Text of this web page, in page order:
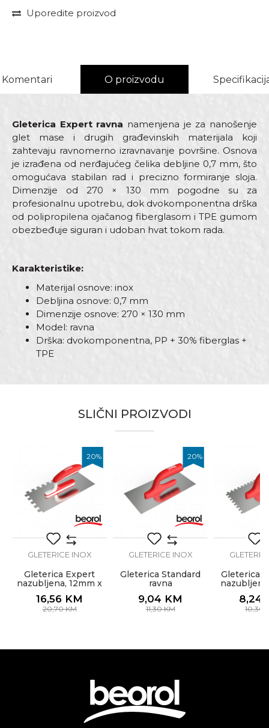
Uporedite proizvod
Komentari O proizvodu
Gleterica Expert ravna namenjena je za nanošenje
glet mase i drugih građevinskih materijala koji
zahtevaju ravnomerno izravnavanje površine. Osnova
je izrađena od nerđajućeg čelika debljine 0,7 mm, što
omogućava stabilan rad i precizno formiranje sloja.
Dimenzije od 270 × 130 mm pogodne su za
profesionalnu upotrebu, dok dvokomponentna drška
od polipropilena ojačanog fiberglasom i TPE gumom
obezbeđuje siguran i udoban hvat tokom rada.
Karakteristike:
Materijal osnove: inox
Debljina osnove: 0,7 mm
Dimenzije osnove: 270 × 130 mm
Model: ravna
Drška: dvokomponentna, PP + 30% fiberglas +
TPE
Beorol
Soft
Materijal
Nerđajući čelik
Oblik
Zanat
Hobby, Kamenoresci, Moleri i
farbari, Zidari
Poruka
POŠALJI
SLIČNI PROIZVODI
20%
GLETERICE INOX
Gleterica Expert
nazubljena, 12mm x
16,56 KM
20,70KM
20%
GLETERICE INOX
Gleterica Standard
ravna
9,04 KM
11,30KM
Gleterica
8,24
10,30